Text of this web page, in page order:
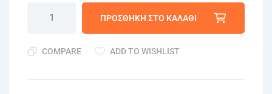
ΠΡΟΣΘΉΚΗ ΣΤΟ ΚΑΛΆΘΙ
COMPARE ADD TO WISHLIST